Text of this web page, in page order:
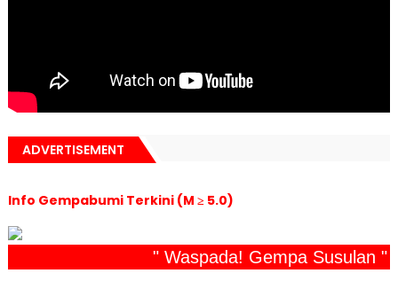
ADVERTISEMENT
Info Gempabumi Terkini (M ≥ 5.0)
" Waspada! Gempa Susulan "